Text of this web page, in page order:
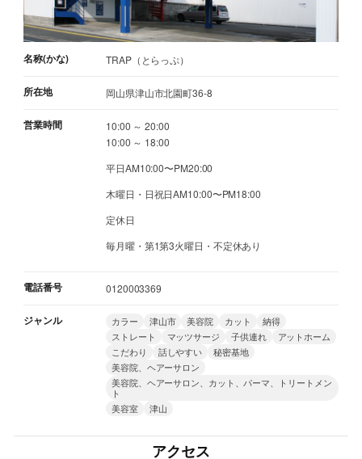
名称(かな) TRAP（とらっぷ）
所在地 岡山県津山市北園町36-8
営業時間
10:00 ～ 20:00
10:00 ～ 18:00
平日AM10:00〜PM20:00
木曜日・日祝日AM10:00〜PM18:00
定休日
毎月曜・第1第3火曜日・不定休あり
電話番号 0120003369
ジャンル カラー 津山市 美容院 カット
納得
ストレート
マッツサージ 子供連れ
アットホーム
こだわり
話しやすい
秘密基地
美容院、ヘアーサロン
美容院、ヘアーサロン、カット、パーマ、トリートメン
ト
美容室
津山
アクセス